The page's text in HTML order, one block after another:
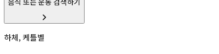
하체, 케틀벨